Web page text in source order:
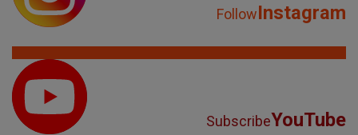
FollowInstagram
SubscribeYouTube